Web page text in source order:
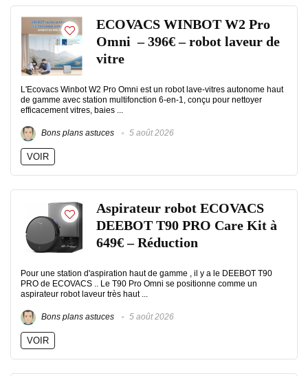
ECOVACS WINBOT W2 Pro
Omni – 396€ – robot laveur de
vitre
L'Ecovacs Winbot W2 Pro Omni est un robot lave-vitres autonome haut
de gamme avec station multifonction 6-en-1, conçu pour nettoyer
efficacement vitres, baies ...
Bons plans astuces 5 août 2026
VOIR
Aspirateur robot ECOVACS
DEEBOT T90 PRO Care Kit à
649€ – Réduction
Pour une station d'aspiration haut de gamme , il y a le DEEBOT T90
PRO de ECOVACS .. Le T90 Pro Omni se positionne comme un
aspirateur robot laveur très haut ...
Bons plans astuces 5 août 2026
VOIR